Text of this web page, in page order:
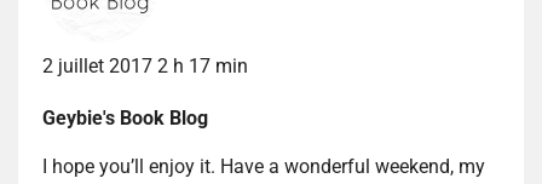
2 juillet 2017 2 h 17 min
Geybie's Book Blog
I hope you’ll enjoy it. Have a wonderful weekend, my